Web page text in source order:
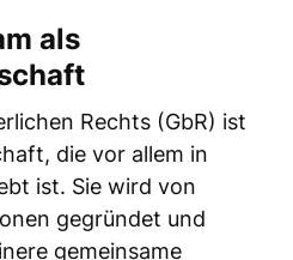
als
Rechts (GbR) ist
die vor allem in
ist. Sie wird von
gegründet und
gemeinsame